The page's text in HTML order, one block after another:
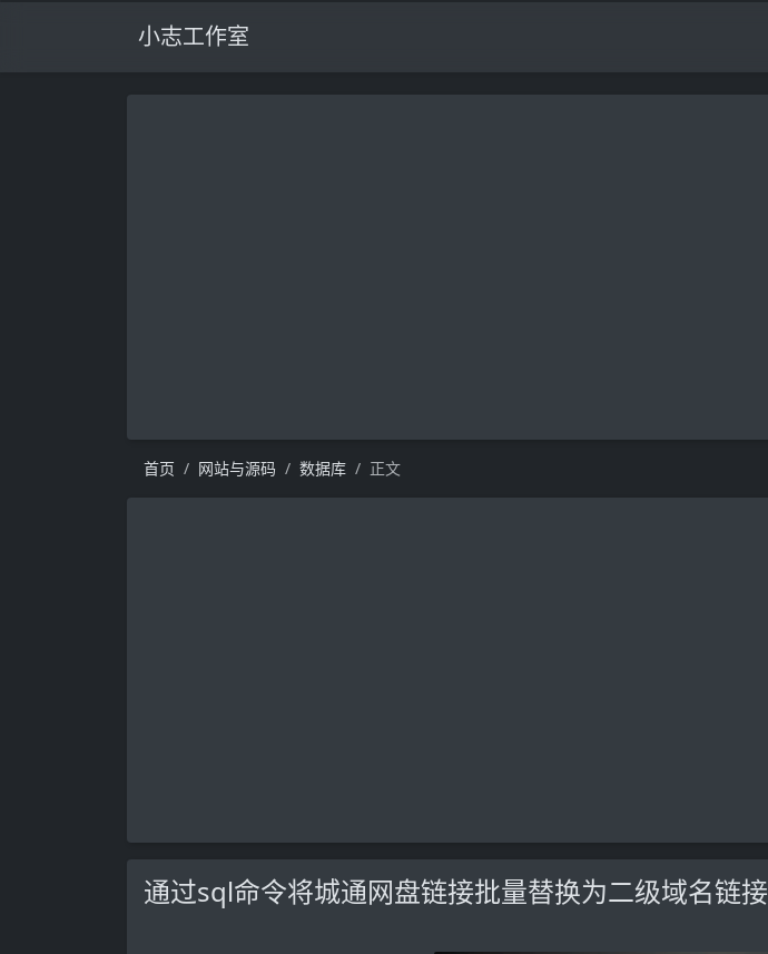
小志工作室
首页 网站与源码 数据库 正文
通过sql命令将城通网盘链接批量替换为二级域名链接